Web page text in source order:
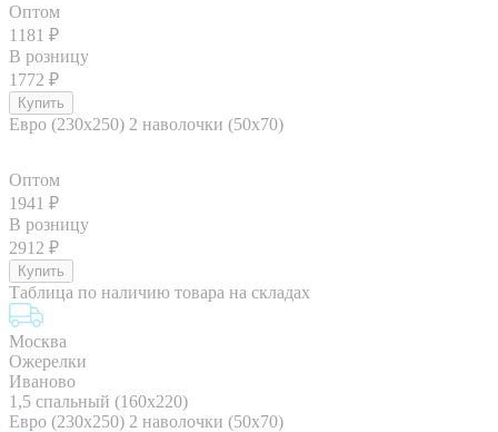
Оптом
1181 ₽
В розницу
1772 ₽
Евро (230х250) 2 наволочки (50х70)
Оптом
1941 ₽
В розницу
2912 ₽
Таблица по наличию товара на складах
Москва
Ожерелки
Иваново
1,5 спальный (160x220)
Евро (230х250) 2 наволочки (50х70)